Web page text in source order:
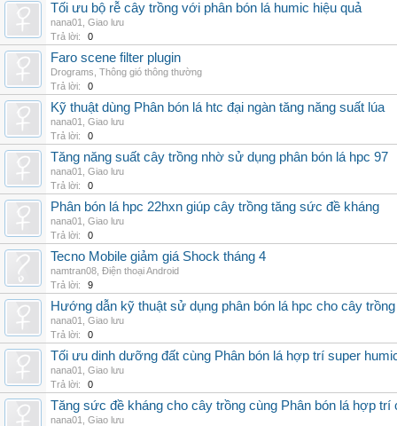
Tối ưu bộ rễ cây trồng với phân bón lá humic hiệu quả
nana01
Giao lưu
Trả lời:
0
Faro scene filter plugin
Drograms Thông gió thông thường
Trả lời:
0
Kỹ thuật dùng Phân bón lá htc đại ngàn tăng năng suất lúa
nana01
Giao lưu
Trả lời:
0
Tăng năng suất cây trồng nhờ sử dụng phân bón lá hpc 97
nana01
Giao lưu
Trả lời:
0
Phân bón lá hpc 22hxn giúp cây trồng tăng sức đề kháng
nana01
Giao lưu
Trả lời:
0
Tecno Mobile giảm giá Shock tháng 4
namtran08 Điện thoại Android
Trả lời:
9
Hướng dẫn kỹ thuật sử dụng phân bón lá hpc cho cây trồng
nana01
Giao lưu
Trả lời:
0
Tối ưu dinh dưỡng đất cùng Phân bón lá hợp trí super
nana01
Giao lưu
Trả lời:
0
Tăng sức đề kháng cho cây trồng cùng Phân bón lá hợp trí
nana01
Giao lưu